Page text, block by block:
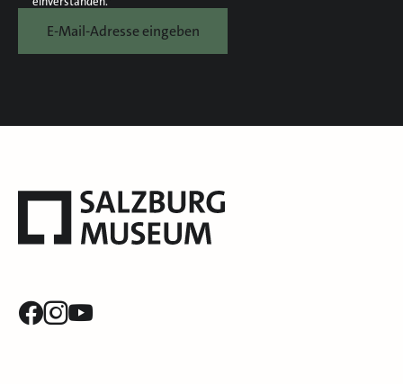
E-Mail-Adresse eingeben